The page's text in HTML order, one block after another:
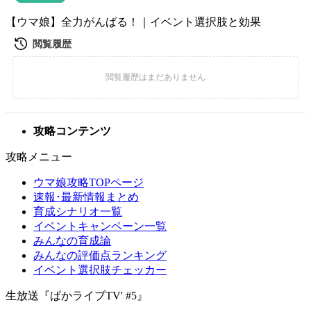
【ウマ娘】全力がんばる！｜イベント選択肢と効果
攻略コンテンツ
攻略メニュー
ウマ娘攻略TOPページ
速報･最新情報まとめ
育成シナリオ一覧
イベントキャンペーン一覧
みんなの育成論
みんなの評価点ランキング
イベント選択肢チェッカー
生放送『ぱかライブTV' #5』